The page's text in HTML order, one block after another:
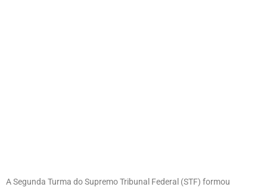
A Segunda Turma do Supremo Tribunal Federal (STF) formou